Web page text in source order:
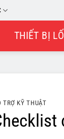
THIẾT BỊ
TRỢ KỸ THUẬT